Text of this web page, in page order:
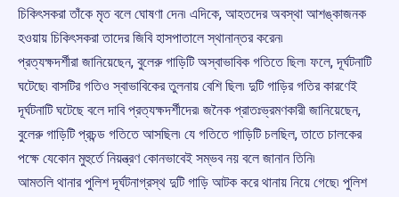
চিকিৎসকরা তাঁকে মৃত বলে ঘোষণা দেন৷ এদিকে, আহতদের অবস্থা আশঙ্কাজনক
হওয়ায় চিকিৎসকরা তাদের জিবি হাসপাতালে স্থানান্তর করেন৷
প্রত্যক্ষদর্শীরা জানিয়েছেন, বুলেরু গাড়িটি অস্বাভাবিক গতিতে ছিল৷ ফলে, দূর্ঘটনাটি
ঘটেছে৷ বাসটির গতিও স্বাভাবিকের তুলনায় বেশি ছিল৷ দুটি গাড়ির গতির কারণেই
দূর্ঘটনাটি ঘটেছে বলে দাবি প্রত্যক্ষদর্শীদের৷ জনৈক প্রাতঃভ্রমণকারী জানিয়েছেন,
বুলেরু গাড়িটি প্রচন্ড গতিতে আসছিল৷ যে গতিতে গাড়িটি চলছিল, তাতে চালকের
পক্ষে যেকোন মুহুর্তে নিয়ন্ত্রণ কোনভাবেই সম্ভব নয় বলে জানান তিনি৷
আমতলি থানার পুলিশ দূর্ঘটনাগ্রস্থ দুটি গাড়ি আটক করে থানায় নিয়ে গেছে৷ পুলিশ